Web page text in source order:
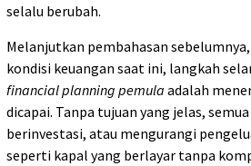
selalu berubah.
Melanjutkan pembahasan
kondisi keuangan saat ini, langkah
financial planning pemula adalah
dicapai. Tanpa tujuan yang jelas,
berinvestasi, atau mengurangi
seperti kapal yang berlayar tanpa